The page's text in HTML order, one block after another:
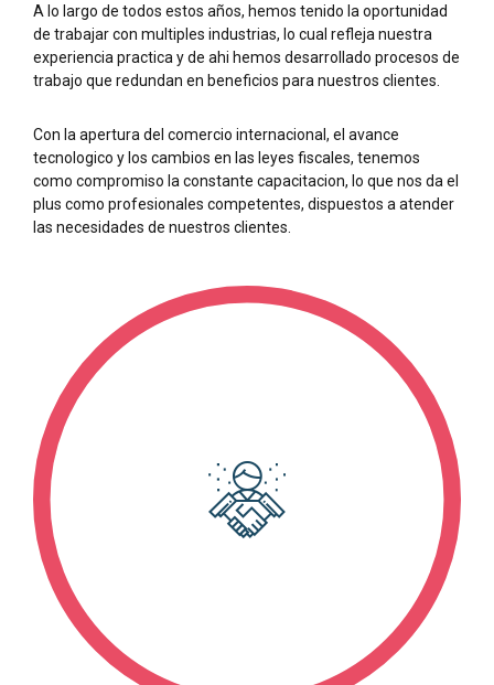
A lo largo de todos estos años, hemos tenido la oportunidad
de trabajar con multiples industrias, lo cual refleja nuestra
experiencia practica y de ahi hemos desarrollado procesos de
trabajo que redundan en beneficios para nuestros clientes.
Con la apertura del comercio internacional, el avance
tecnologico y los cambios en las leyes fiscales, tenemos
como compromiso la constante capacitacion, lo que nos da el
plus como profesionales competentes, dispuestos a atender
las necesidades de nuestros clientes.